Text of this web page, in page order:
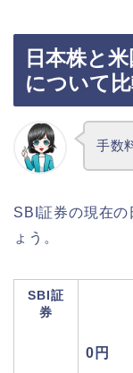
日本株と
について
手数
SBI証券の現在の
ょう。
SBI証
券
0円